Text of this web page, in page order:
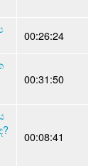
00:26:24
00:31:50
00:08:41